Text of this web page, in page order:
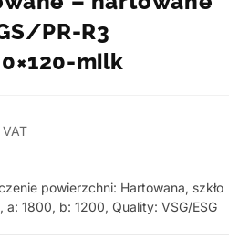
PR-R3
milk
powierzchni: Hartowana, szkło
a: 1800, b: 1200, Quality: VSG/ESG